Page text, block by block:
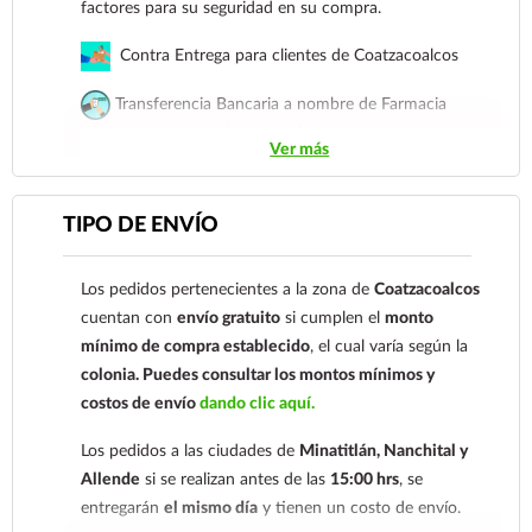
factores para su seguridad en su compra.
Contra Entrega para clientes de Coatzacoalcos
Transferencia Bancaria a nombre de Farmacia
cuenta: Clave: 014854655008143954
Para esta forma de pago el cliente deberá enviar su
comprobante de pago a al siguiente correo
nuestro
921 261 8491
Ver más
TIPO DE ENVÍO
Los pedidos pertenecientes a la zona deCoatzacoalcos
cuentan conenvío gratuito si cumplen elmonto
mínimo de compra establecido, el cual varía según la
colonia. Puedes consultar los montos mínimos y
costos de envíodando clic aquí.
Los pedidos a las ciudades de Minatitlán, Nanchital y
Allende si se realizan antes de las 15:00 hrs, se
entregaránel mismo día y tienen un costo de envío.